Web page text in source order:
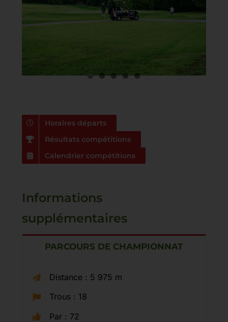
Horaires départs
Résultats compétitions
Calendrier compétitions
Informations
supplémentaires
PARCOURS DE CHAMPIONNAT
Distance : 5 975 m
Trous : 18
Par : 72